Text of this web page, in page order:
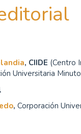
, CIIDE (Centro
Universitaria
, Corporación